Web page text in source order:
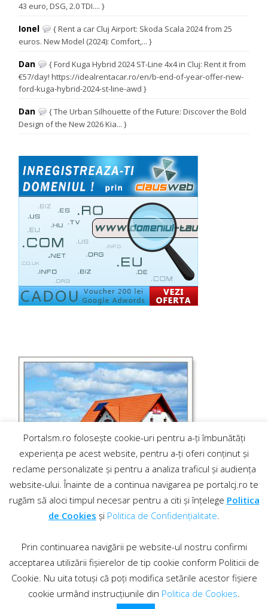
43 euro, DSG, 2.0 TDI.... }
Ionel
{ Rent a car Cluj Airport: Skoda Scala 2024 from 25
euros. New Model (2024): Comfort,... }
Dan
{ Ford Kuga Hybrid 2024 ST-Line 4x4 in Cluj: Rent it from
€57/day! https://idealrentacar.ro/en/b-end-of-year-offer-new-
ford-kuga-hybrid-2024-st-line-awd }
Dan
{ The Urban Silhouette of the Future: Discover the Bold
Design of the New 2026 Kia... }
Contact·Regulament comentarii
© 2019 PortalCJ.ro. Toate drepturile sunt rezervate.
Portalsm.ro folosește cookie-uri pentru a-ți îmbunătăți
experiența pe acest website, pentru a-ți oferi conținut și
reclame personalizate și pentru a analiza traficul și audiența
website-ului. Înainte de a continua navigarea pe portalcj.ro te
rugăm să aloci timpul necesar pentru a citi și înțelege Politica
de Cookies și Politica de Confidențialitate.
Prin continuarea navigării pe website-ul nostru confirmi
acceptarea utilizării fișierelor de tip cookie conform Politicii de
Cookie. Nu uita totuși că poți modifica setările acestor fișiere
cookie urmând instrucțiunile din Politica de Cookies.